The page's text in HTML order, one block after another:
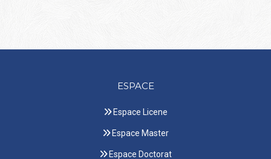
ESPACE
Espace Licene
Espace Master
Espace Doctorat